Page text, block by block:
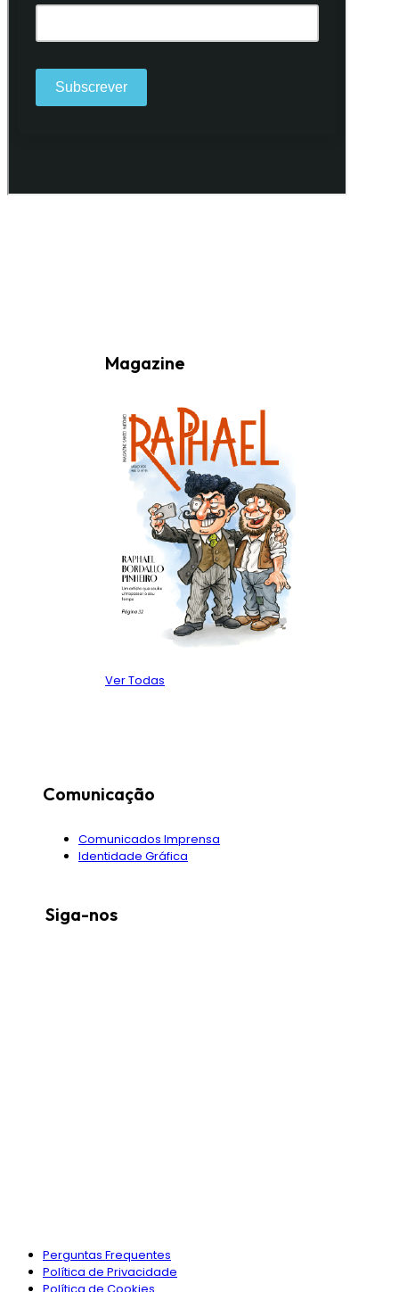
Magazine
Ver Todas
Comunicação
Comunicados Imprensa
Identidade Gráfica
Siga-nos
Perguntas Frequentes
Política de Privacidade